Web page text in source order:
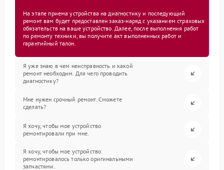
На этапе приема устройства на диагностику и последующий
ремонт вам будет предоставлен заказ-наряд с указанием страховых
обязательств на ваше устройство. Далее, после выполнения работ
по ремонту техники, вы получите акт выполненных работ и
гарантийный талон.
Я уже знаю в чем неисправность и какой
ремонт необходим. Для чего проводить
диагностику?
Мне нужен срочный ремонт. Сможете
сделать?
Я хочу, чтобы мое устройство
ремонтировали при мне.
Я хочу, чтобы мое устройство
ремонтировалось только оригинальными
запчастями.